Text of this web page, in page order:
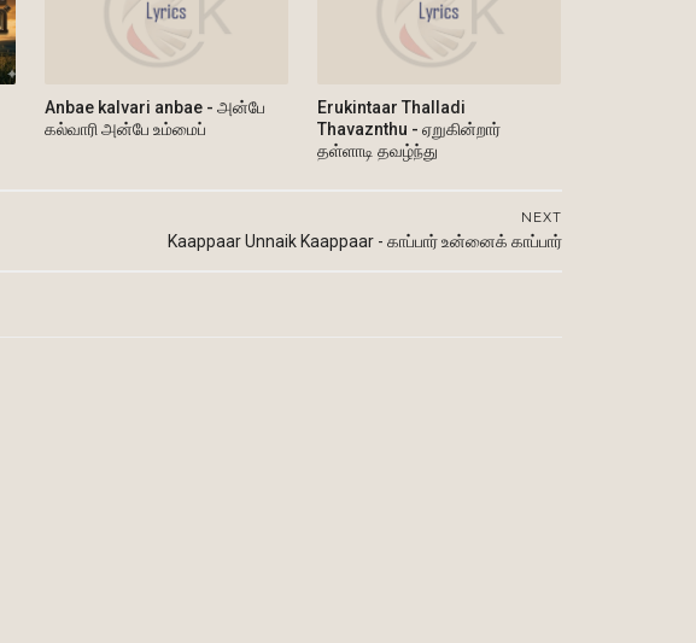
Anbae kalvari anbae - அன்பே
கல்வாரி அன்பே உம்மைப்
Erukintaar Thalladi
Thavaznthu - ஏறுகின்றார்
தள்ளாடி தவழ்ந்து
NEXT
Kaappaar Unnaik Kaappaar - காப்பார் உன்னைக் காப்பார்